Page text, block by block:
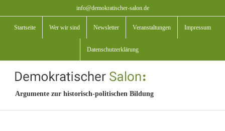
Inhalt
springen
info@demokratischer-salon.de
Startseite Wer wir sind Newsletter Veranstaltungen Impressum
Datenschutzerklärung
Argumente zur historisch-politischen Bildung